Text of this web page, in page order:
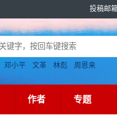
投稿邮箱
邓小平 文革 林彪 周恩来
作者 专题